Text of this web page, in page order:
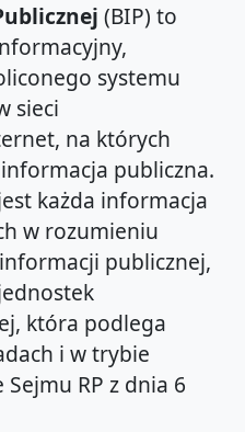
(BIP) to
systemu
sieci
na których
publiczna.
każda informacja
w rozumieniu
publicznej,
która podlega
i w trybie
RP z dnia 6